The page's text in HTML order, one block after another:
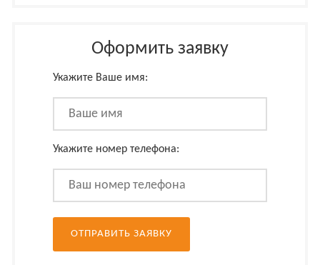
Оформить заявку
Укажите Ваше имя:
Укажите номер телефона: